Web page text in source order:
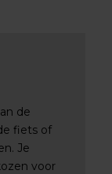
de
fiets of
Je
voor